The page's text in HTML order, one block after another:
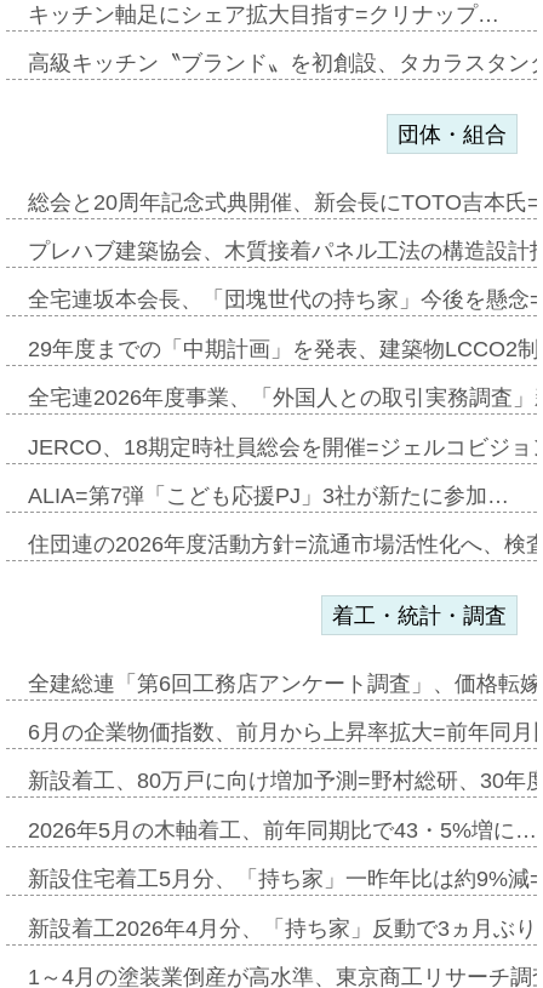
キッチン軸足にシェア拡大目指す=クリナップ…
高級キッチン〝ブランド〟を初創設、タカラスタ
団体・組合
総会と20周年記念式典開催、新会長にTOTO吉本氏
プレハブ建築協会、木質接着パネル工法の構造設
全宅連坂本会長、「団塊世代の持ち家」今後を懸
29年度までの「中期計画」を発表、建築物LCCO2
全宅連2026年度事業、「外国人との取引実務調査
JERCO、18期定時社員総会を開催=ジェルコビジ
ALIA=第7弾「こども応援PJ」3社が新たに参加…
住団連の2026年度活動方針=流通市場活性化へ、検
着工・統計・調査
全建総連「第6回工務店アンケート調査」、価格転
6月の企業物価指数、前月から上昇率拡大=前年同
新設着工、80万戸に向け増加予測=野村総研、30年
2026年5月の木軸着工、前年同期比で43・5%増に…
新設住宅着工5月分、「持ち家」一昨年比は約9%
新設着工2026年4月分、「持ち家」反動で3ヵ月ぶ
1～4月の塗装業倒産が高水準、東京商工リサーチ